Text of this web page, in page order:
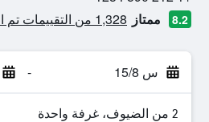
8.2 ممتاز 1,328 من التقييمات تم التحقق منها
س 15/8 -
2 من الضيوف، غرفة واحدة